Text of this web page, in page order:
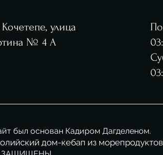
улица
№ 4 А
был основан Кадиром Дагделеном.
дом-кебап из